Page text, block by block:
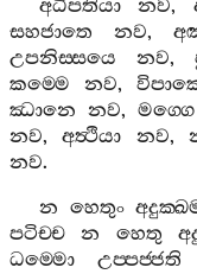
අධිපතියා නව,
සහජාතෙ
නව,
උපනිස‍්සයෙ
නව,
කම‍්මෙ
නව,
ඣානෙ නව, මග‍්ගෙ
නව,අත්‍ථියා නව,
නව.
න හෙතුං
පටිච‍්ච
න හෙතු
ධම‍්මො
උප‍්පජ‍්ජති